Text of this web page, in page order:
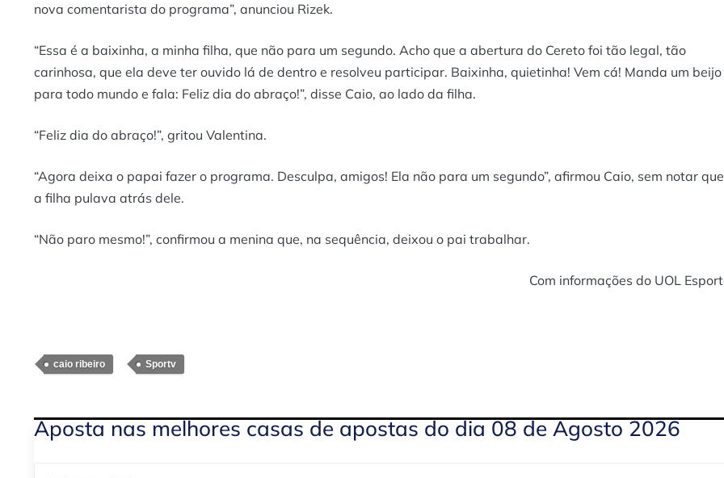
nova comentarista do programa”, anunciou Rizek.
“Essa é a baixinha, a minha filha, que não para um segundo. Acho que a abertura do Cereto foi tão legal, tão
carinhosa, que ela deve ter ouvido lá de dentro e resolveu participar. Baixinha, quietinha! Vem cá! Manda um beijo
para todo mundo e fala: Feliz dia do abraço!”, disse Caio, ao lado da filha.
“Feliz dia do abraço!”, gritou Valentina.
“Agora deixa o papai fazer o programa. Desculpa, amigos! Ela não para um segundo”, afirmou Caio, sem notar que
a filha pulava atrás dele.
“Não paro mesmo!”, confirmou a menina que, na sequência, deixou o pai trabalhar.
Com informações do UOL
caio ribeiro Sportv
Aposta nas melhores casas de apostas do dia 08 de Agosto 2026